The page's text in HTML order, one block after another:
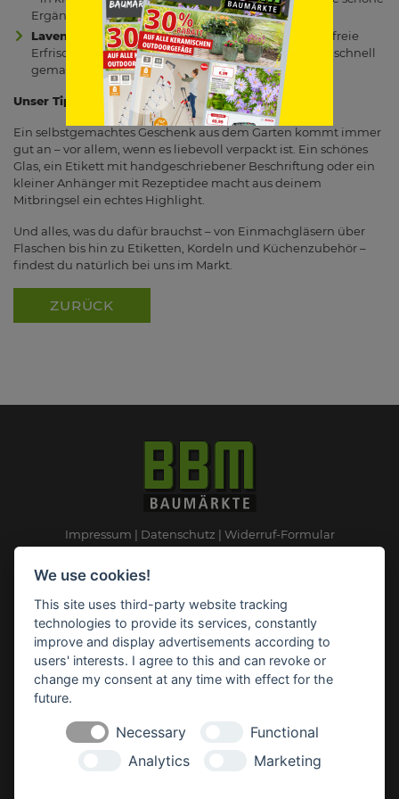
Ergänzung zum Grillabend.
Lavendelsirup oder Minzlimonade: Für die alkoholfreie
Erfrischung zwischendurch – super aromatisch und schnell
gemacht.
Unser Tipp: Schön verpackt, doppelt geschätzt
Ein selbstgemachtes Geschenk aus dem Garten kommt immer
gut an – vor allem, wenn es liebevoll verpackt ist. Ein schönes
Glas, ein Etikett mit handgeschriebener Beschriftung oder ein
kleiner Anhänger mit Rezeptidee macht aus deinem
Mitbringsel ein echtes Highlight.
Und alles, was du dafür brauchst – von Einmachgläsern über
Flaschen bis hin zu Etiketten, Kordeln und Küchenzubehör –
findest du natürlich bei uns im Markt.
ZURÜCK
Impressum Datenschutz Widerruf-Formular
BBM Baumarkt Ganderkesee
Rudolf-Diesel-Straße 2
27777 Ganderkesee
Telefon: 04222 94 41 0
We use cookies!
This site uses third-party website tracking
technologies to provide its services, constantly
improve and display advertisements according to
users' interests. I agree to this and can revoke or
change my consent at any time with effect for the
future.
Necessary
Functional
Analytics
Marketing